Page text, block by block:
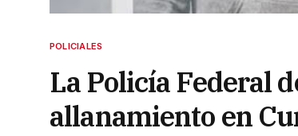
POLICIALES
La Policía Federal
allanamiento en